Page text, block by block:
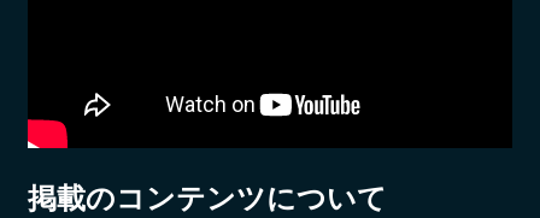
掲載のコンテンツについて